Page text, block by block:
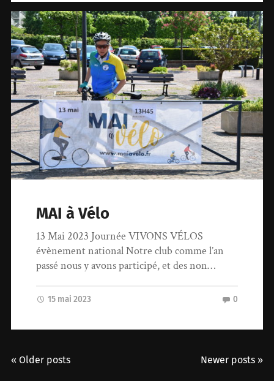
MAI à Vélo
13 Mai 2023 Journée VIVONS VÉLOS
évènement national Notre club comme l’an
passé nous y avons participé, et des non…
15 mai 2023 0
« Older posts Newer posts »